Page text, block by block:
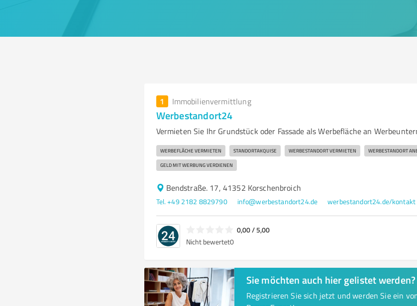
1 Immobilienvermittlung
Werbestandort24
Vermieten Sie Ihr Grundstück oder Fassade als Werbefläche an
WERBEFLÄCHE VERMIETEN STANDORTAKQUISE WERBESTANDORT VERMIETEN WERBESTANDORT
GELD MIT WERBUNG VERDIENEN
Bendstraße. 17, 41352 Korschenbroich
Tel. +49 2182 8829790 info@werbestandort24.de werbestandort24.de/kontakt
0,00 / 5,00
Nicht bewertet0
Sie möchten auch hier gelistet werden?
Registrieren Sie sich jetzt und werden Sie ein